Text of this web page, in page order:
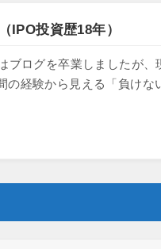
IPO投資歴18年）
ブログを卒業しましたが
の経験から見える「負け